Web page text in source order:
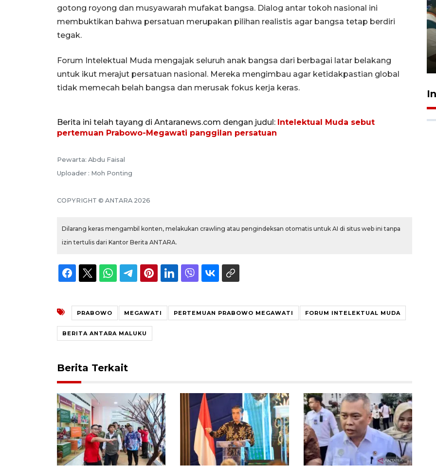
gotong royong dan musyawarah mufakat bangsa. Dialog antar tokoh nasional ini
membuktikan bahwa persatuan merupakan pilihan realistis agar bangsa tetap berdiri
tegak.
Forum Intelektual Muda mengajak seluruh anak bangsa dari berbagai latar belakang
untuk ikut merajut persatuan nasional. Mereka mengimbau agar ketidakpastian global
tidak memecah belah bangsa dan merusak fokus kerja keras.
Berita ini telah tayang di Antaranews.com dengan judul: Intelektual Muda sebut
pertemuan Prabowo-Megawati panggilan persatuan
Pewarta: Abdu Faisal
Uploader : Moh Ponting
COPYRIGHT © ANTARA 2026
Dilarang keras mengambil konten, melakukan crawling atau pengindeksan otomatis untuk AI di situs web ini tanpa
izin tertulis dari Kantor Berita ANTARA.
PRABOWO MEGAWATI PERTEMUAN PRABOWO MEGAWATI FORUM INTELEKTUAL MUDA
BERITA ANTARA MALUKU
Berita Terkait
Ambon ajak semua pihak buka
23 Juli 2026 14:28
Ekonomi triwulan II-2026
tumbuh 5,29 persen
2026-08-06 18:45:00